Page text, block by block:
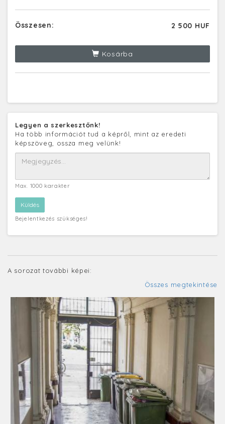
Összesen: 2 500 HUF
Kosárba
Legyen a szerkesztőnk!
Ha több információt tud a képről, mint az eredeti
képszöveg, ossza meg velünk!
Max. 1000 karakter
Bejelentkezés szükséges!
A sorozat további képei:
Összes megtekintése